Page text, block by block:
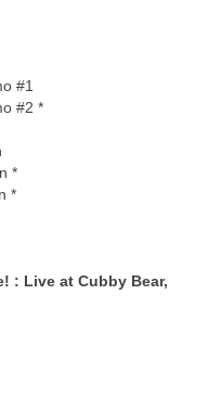
#1
#2 *
*
*
: Live at Cubby Bear,